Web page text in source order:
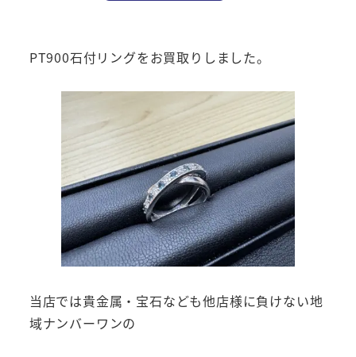
PT900石付リングをお買取りしました。
当店では貴金属・宝石なども他店様に負けない地
域ナンバーワンの